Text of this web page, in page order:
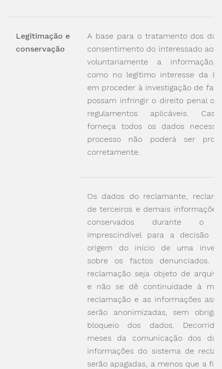
Legitimação e
conservação
A base para o tratamento dos
consentimento do interessado ao
voluntariamente a informação,
como no legítimo interesse da
em proceder à investigação de
possam infringir o direito penal ou
regulamentos aplicáveis.
forneça todos os dados
processo não poderá ser
corretamente.
Os dados do reclamante,
de terceiros e demais
conservados durante o
imprescindível para a decisão
origem do início de uma
sobre os factos denunciados.
reclamação seja objeto de
e não se dê continuidade à
reclamação e as informações
serão anonimizadas, sem
bloqueio dos dados.
meses da comunicação dos
informações do sistema de
serão apagadas, a menos que a